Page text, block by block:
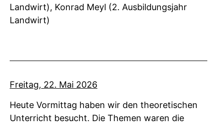
Landwirt), Konrad Meyl (2. Ausbildungsjahr
Landwirt)
Freitag, 22. Mai 2026
Heute Vormittag haben wir den theoretischen
Unterricht besucht. Die Themen waren die